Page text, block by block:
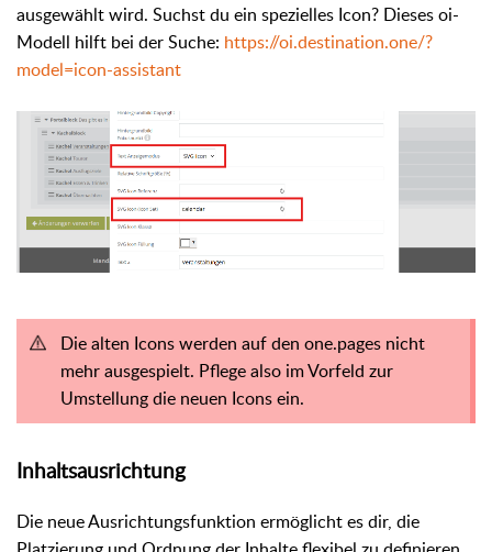
ausgewählt wird. Suchst du ein spezielles Icon? Dieses oi-
Modell hilft bei der Suche: https://oi.destination.one/?
model=icon-assistant
Die alten Icons werden auf den one.pages nicht
mehr ausgespielt. Pflege also im Vorfeld zur
Umstellung die neuen Icons ein.
Inhaltsausrichtung
Die neue Ausrichtungsfunktion ermöglicht es dir, die